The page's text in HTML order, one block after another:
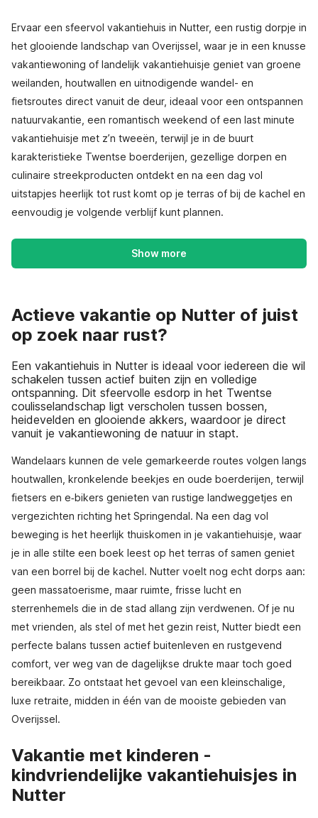
Ervaar een sfeervol vakantiehuis in Nutter, een rustig dorpje in
het glooiende landschap van Overijssel, waar je in een knusse
vakantiewoning of landelijk vakantiehuisje geniet van groene
weilanden, houtwallen en uitnodigende wandel- en
fietsroutes direct vanuit de deur, ideaal voor een ontspannen
natuurvakantie, een romantisch weekend of een last minute
vakantiehuisje met z’n tweeën, terwijl je in de buurt
karakteristieke Twentse boerderijen, gezellige dorpen en
culinaire streekproducten ontdekt en na een dag vol
uitstapjes heerlijk tot rust komt op je terras of bij de kachel en
eenvoudig je volgende verblijf kunt plannen.
Show more
Actieve vakantie op Nutter of juist
op zoek naar rust?
Een vakantiehuis in Nutter is ideaal voor iedereen die wil
schakelen tussen actief buiten zijn en volledige
ontspanning. Dit sfeervolle esdorp in het Twentse
coulisselandschap ligt verscholen tussen bossen,
heidevelden en glooiende akkers, waardoor je direct
vanuit je vakantiewoning de natuur in stapt.
Wandelaars kunnen de vele gemarkeerde routes volgen langs
houtwallen, kronkelende beekjes en oude boerderijen, terwijl
fietsers en e‑bikers genieten van rustige landweggetjes en
vergezichten richting het Springendal. Na een dag vol
beweging is het heerlijk thuiskomen in je vakantiehuisje, waar
je in alle stilte een boek leest op het terras of samen geniet
van een borrel bij de kachel. Nutter voelt nog echt dorps aan:
geen massatoerisme, maar ruimte, frisse lucht en
sterrenhemels die in de stad allang zijn verdwenen. Of je nu
met vrienden, als stel of met het gezin reist, Nutter biedt een
perfecte balans tussen actief buitenleven en rustgevend
comfort, ver weg van de dagelijkse drukte maar toch goed
bereikbaar. Zo ontstaat het gevoel van een kleinschalige,
luxe retraite, midden in één van de mooiste gebieden van
Overijssel.
Vakantie met kinderen -
kindvriendelijke vakantiehuisjes in
Nutter